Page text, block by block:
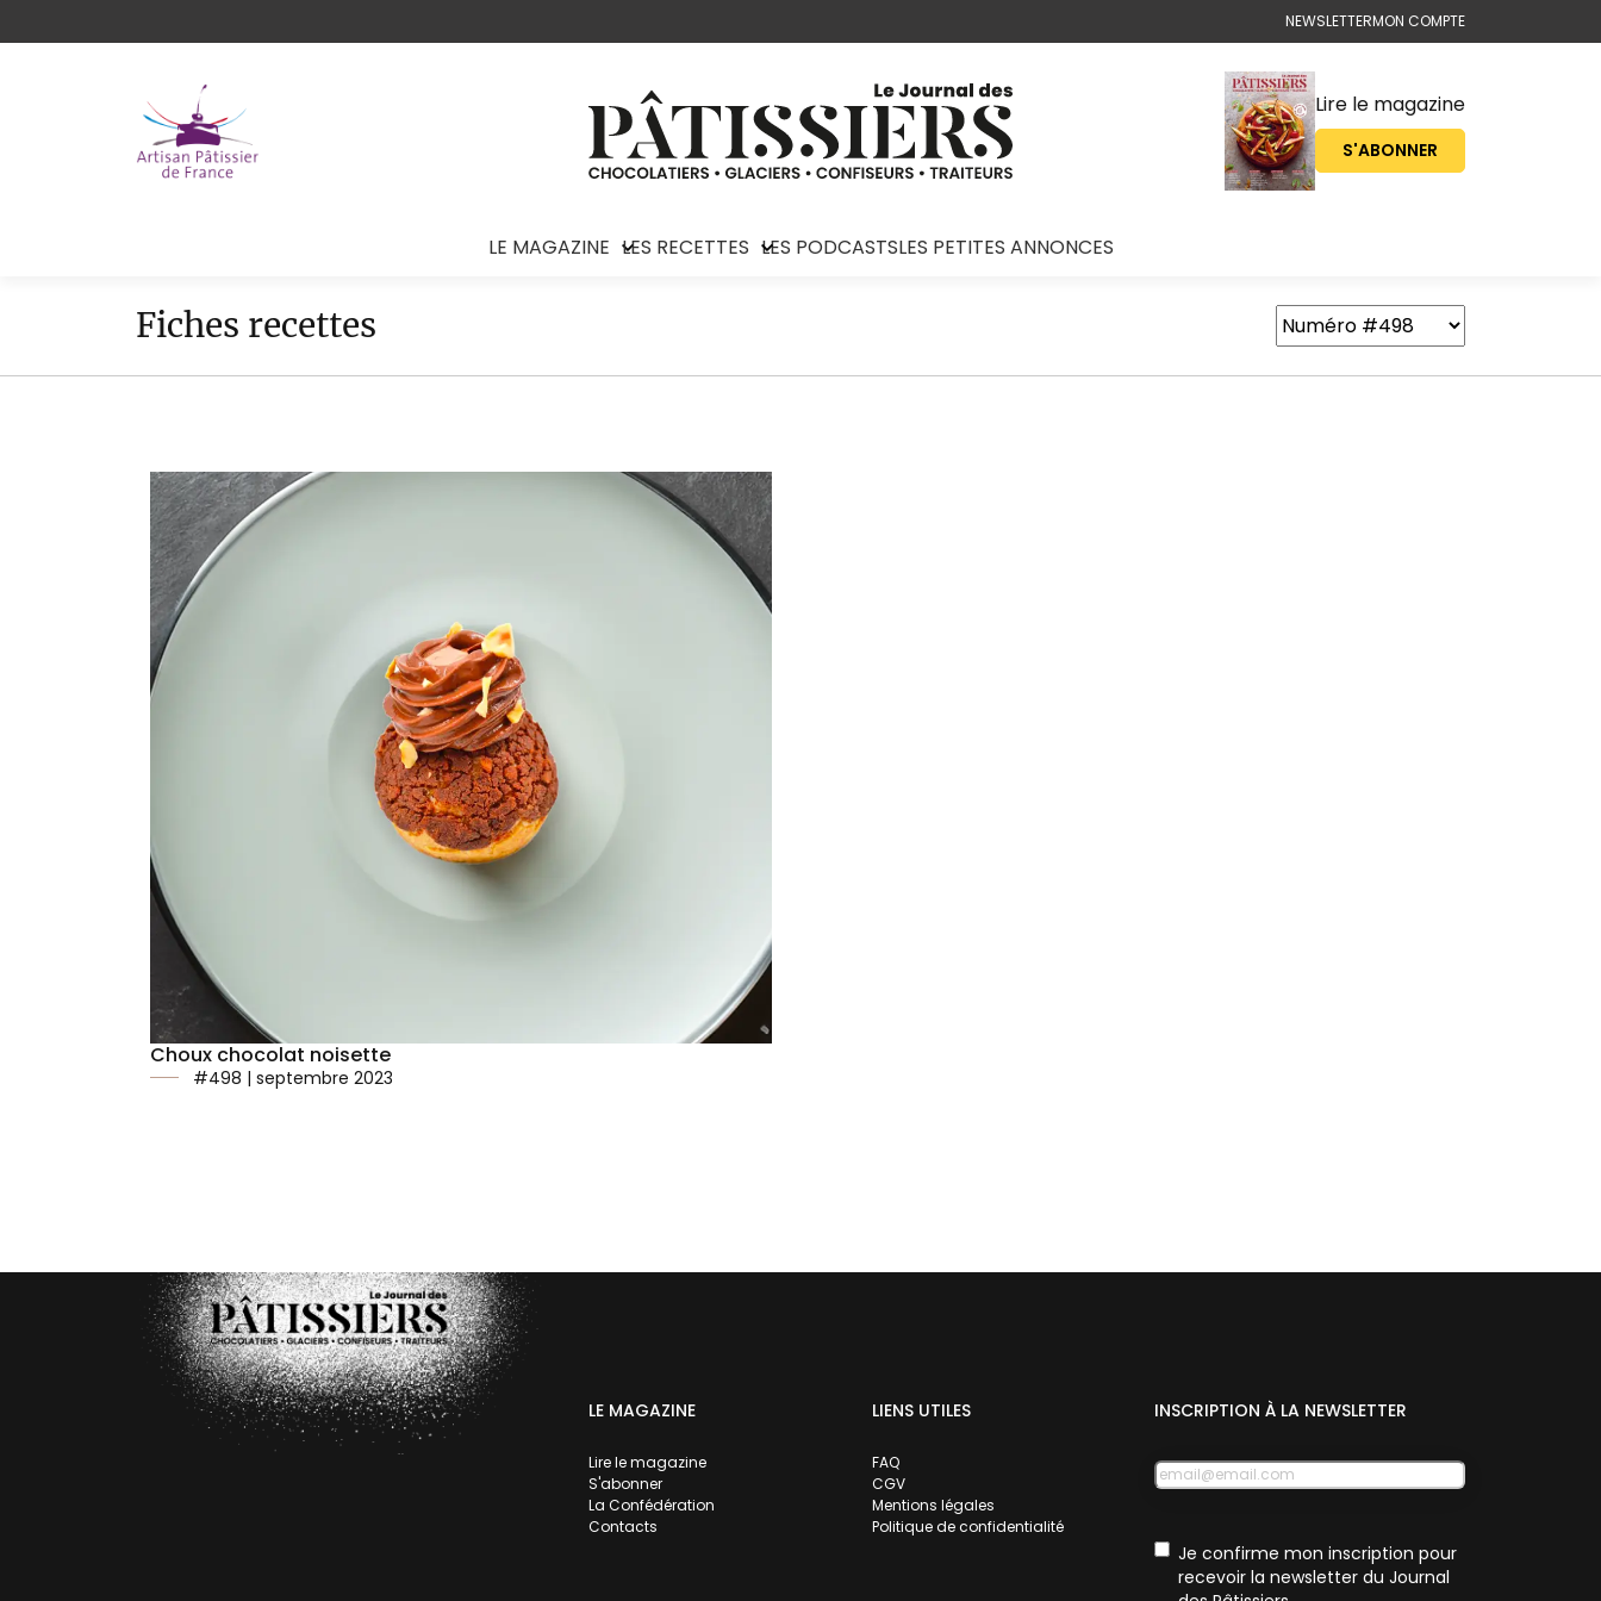
NEWSLETTERMON COMPTE
Lire le magazine
S'ABONNER
LE MAGAZINE LES RECETTES LES PODCASTSLES PETITES ANNONCES
Fiches recettes
Choux chocolat noisette
#498 | septembre 2023
LE MAGAZINE
Lire le magazine
S'abonner
La Confédération
Contacts
LIENS UTILES
FAQ
CGV
Mentions légales
Politique de confidentialité
INSCRIPTION À LA NEWSLETTER
E-
mail
RGPDJe confirme mon inscription pour
recevoir la newsletter du Journal